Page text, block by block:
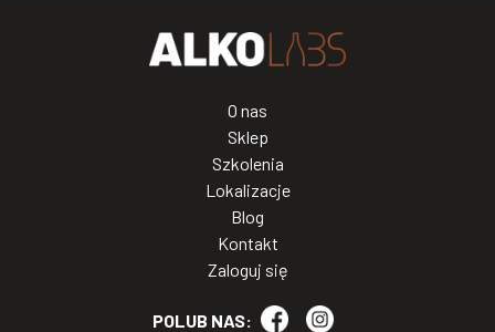
O nas
Sklep
Szkolenia
Lokalizacje
Blog
Kontakt
Zaloguj się
POLUB NAS: